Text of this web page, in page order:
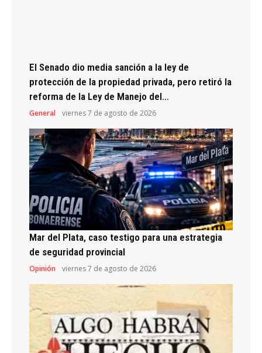
El Senado dio media sanción a la ley de
protección de la propiedad privada, pero retiró la
reforma de la Ley de Manejo del...
General viernes 7 de agosto de 2026
Mar del Plata, caso testigo para una estrategia
de seguridad provincial
Opinión viernes 7 de agosto de 2026